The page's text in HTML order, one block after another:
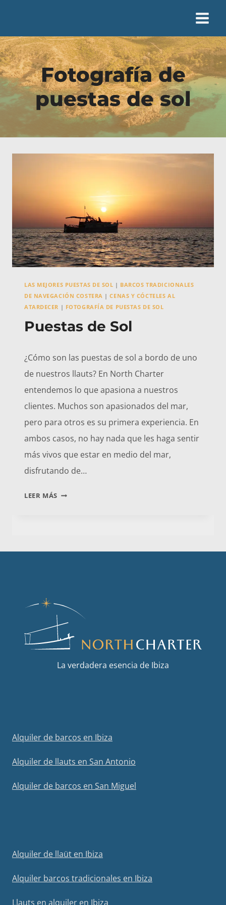
contenido
Fotografía de
puestas de sol
LAS MEJORES PUESTAS DE SOL | BARCOS TRADICIONALES
DE NAVEGACIÓN COSTERA |CENAS Y CÓCTELES AL
ATARDECER | FOTOGRAFÍA DE PUESTAS DE SOL
Puestas de Sol
Pepe
Bonet
¿Cómo son las puestas de sol a bordo de uno
de nuestros llauts? En North Charter
entendemos lo que apasiona a nuestros
clientes. Muchos son apasionados del mar,
pero para otros es su primera experiencia. En
ambos casos, no hay nada que les haga sentir
más vivos que estar en medio del mar,
disfrutando de…
LEER MÁS PUESTAS
La verdadera esencia de Ibiza
Alquiler de barcos en Ibiza
Alquiler de llauts en San Antonio
Alquiler de barcos en San Miguel
Alquiler de llaüt en Ibiza
Alquiler barcos tradicionales en Ibiza
Llauts en alquiler en Ibiza